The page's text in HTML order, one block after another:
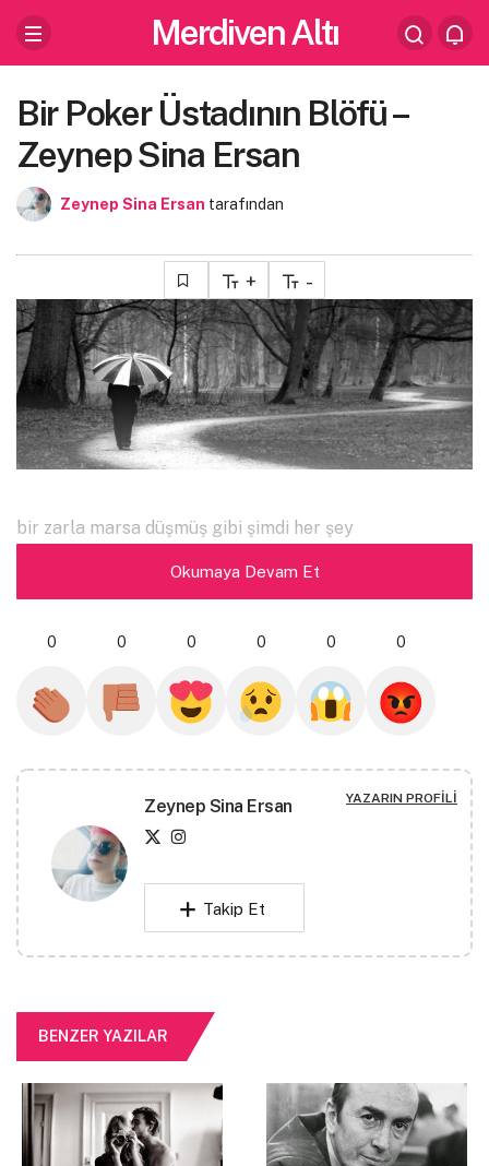
Merdiven Altı
Bir Poker Üstadının Blöfü –
Zeynep Sina Ersan
Zeynep Sina Ersan tarafından
+ -
bir zarla marsa düşmüş gibi şimdi her şey
sensiz bu boş evin ortasında
çağırmıyor artık kimse sevdamızı bir mekana
çığırmıyor artık martılar yalnızların doluştuğu bir vapur
tek tek kepenklerini kapatıyor kırıklarla dolu
meyhaneler Nevizade’nin en kuytu köşelerinde
ve dolunay ilelebet kaybolur gökyüzünden, eş vakitli bir
ayrılış
senin yüzün kaybolur beli kırık hatıralarda ama
hep durur tam da kalbimin ortasında kapkara
salıp savurduğumuz onca kahkaha
Okumaya Devam Et
0 0 0 0 0 0
Zeynep Sina Ersan YAZARIN PROFILI
Takip Et
BENZER YAZILAR